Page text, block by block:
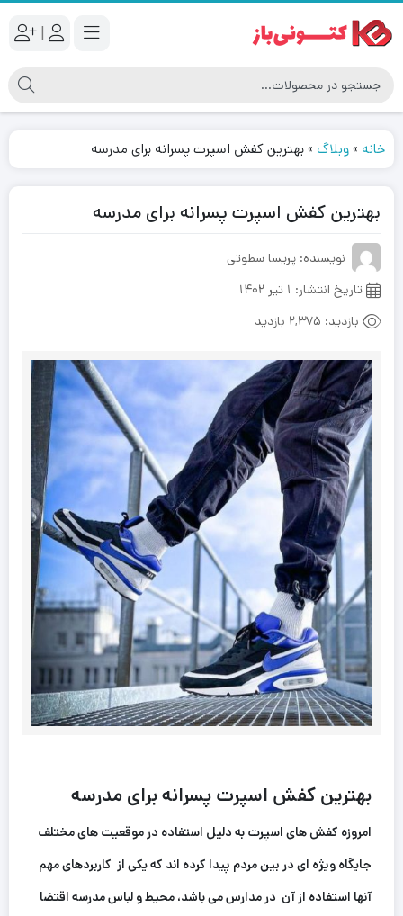
|
خانه »وبلاگ »بهترین کفش اسپرت پسرانه برای مدرسه
بهترین کفش اسپرت پسرانه برای مدرسه
نویسنده: پریسا سطوتی
تاریخ انتشار: ۱ تیر ۱۴۰۲
بازدید: 2,375 بازدید
بهترین کفش اسپرت پسرانه برای مدرسه
امروزه کفش های اسپرت به دلیل استفاده در موقعیت های مختلف
جایگاه ویژه ای در بین مردم پیدا کرده اند که یکی از کاربردهای مهم
آنها استفاده از آن در مدارس می باشد، محیط و لباس مدرسه اقتضا